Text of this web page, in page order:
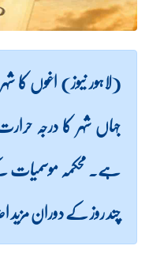
(لاہور نیوز) اغوں کا
ہے۔ محکمہ موسمیات
چند روز کے دوران